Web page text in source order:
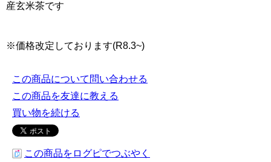
産玄米茶です
※価格改定しております(R8.3~)
この商品について問い合わせる
この商品を友達に教える
買い物を続ける
この商品をログピでつぶやく